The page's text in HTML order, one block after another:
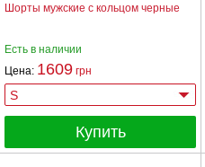
Шорты мужские с кольцом черные
Есть в наличии
Цена: 1609 грн
Купить